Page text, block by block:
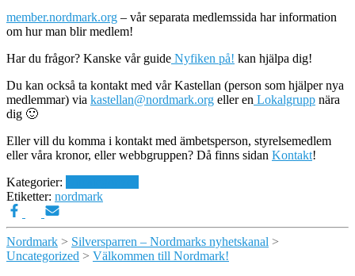
member.nordmark.org – vår separata medlemssida har information
om hur man blir medlem!
Har du frågor? Kanske vår guide Nyfiken på! kan hjälpa dig!
Du kan också ta kontakt med vår Kastellan (person som hjälper nya
medlemmar) via kastellan@nordmark.org eller en Lokalgrupp nära
dig 🙂
Eller vill du komma i kontakt med ämbetsperson, styrelsemedlem
eller våra kronor, eller webbgruppen? Då finns sidan Kontakt!
Kategorier:
Etiketter: nordmark
Nordmark > Silversparren – Nordmarks nyhetskanal >
Uncategorized > Välkommen till Nordmark!